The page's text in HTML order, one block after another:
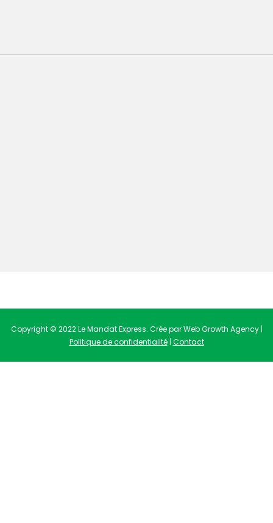
Copyright © 2022 Le Mandat Express. Crée par Web Growth Agency |
Politique de confidentialité| Contact